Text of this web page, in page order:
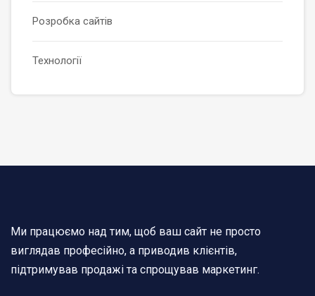
Розробка сайтів
Технології
Ми працюємо над тим, щоб ваш сайт не просто
виглядав професійно, а приводив клієнтів,
підтримував продажі та спрощував маркетинг.